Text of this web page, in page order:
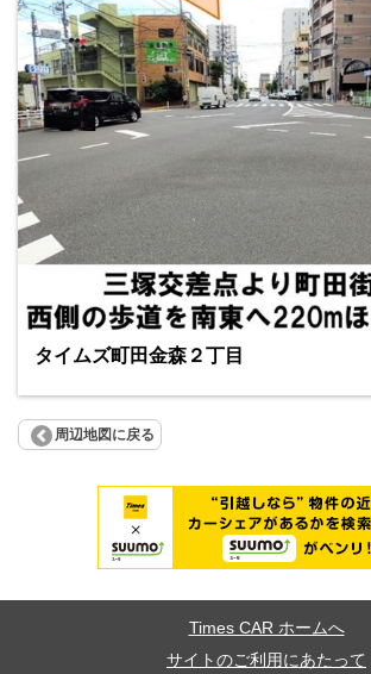
タイムズ町田金森２丁目
周辺地図に戻る
Times CAR ホームへ
サイトのご利用にあたって